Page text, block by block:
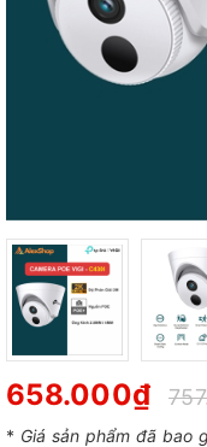
658.000₫
* Giá sản phẩm đã bao